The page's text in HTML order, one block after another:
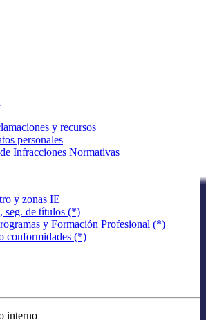
y recursos
personales
Infracciones Normativas
y zonas IE
seg. de títulos (*)
y Formación Profesional (*)
conformidades (*)
interno